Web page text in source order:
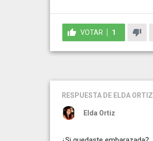
VOTAR 1
RESPUESTA DE ELDA ORTIZ
Elda Ortiz